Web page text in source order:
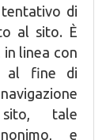
di
al sito. È
linea con
al fine di
tale
e